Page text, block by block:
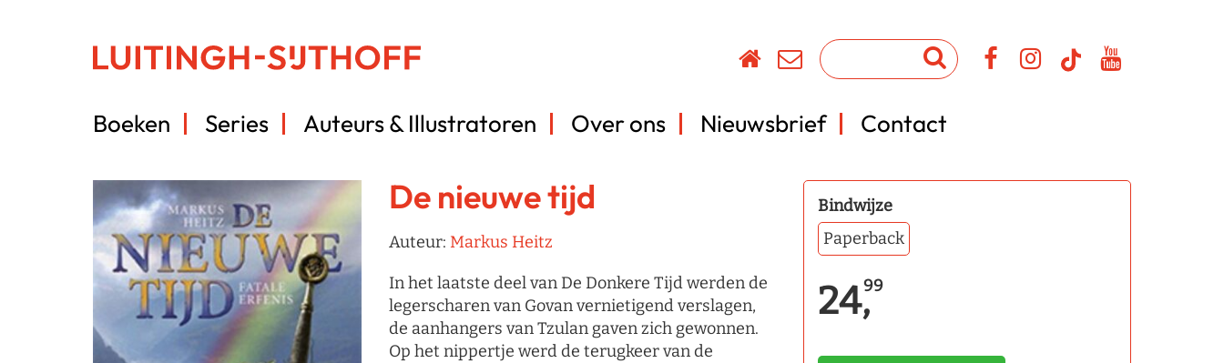
Boeken Series Auteurs & Illustratoren Over ons Nieuwsbrief Contact
De nieuwe tijd
Auteur: Markus Heitz
In het laatste deel van De Donkere Tijd werden de
legerscharen van Govan vernietigend verslagen,
de aanhangers van Tzulan gaven zich gewonnen.
Op het nippertje werd de terugkeer van de
Bindwijze
Paperback
24,99